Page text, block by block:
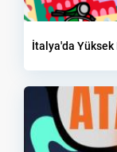
İtalya'da Yüksek